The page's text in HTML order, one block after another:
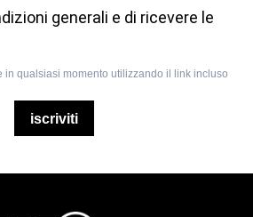
generali e di ricevere le
in qualsiasi momento utilizzando il link incluso
iscriviti